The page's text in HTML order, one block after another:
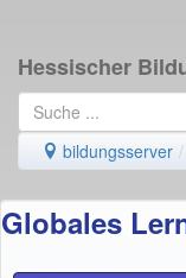
Hessischer
bildungsserver
Globales